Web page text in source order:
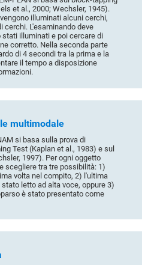
et al., 2000; Wechsler, 1945).
illuminati alcuni cerchi,
cerchi. L'esaminando deve
illuminati e poi cercare di
corretto. Nella seconda parte
di 4 secondi tra la prima e la
il tempo a disposizione
multimodale
si basa sulla prova di
Test (Kaplan et al., 1983) e sul
1997). Per ogni oggetto
scegliere tra tre possibilità: 1)
volta nel compito, 2) l'ultima
letto ad alta voce, oppure 3)
è stato presentato come